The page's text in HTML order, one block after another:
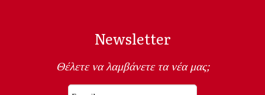
Newsletter
Θέλετε να λαμβάνετε τα νέα μας;